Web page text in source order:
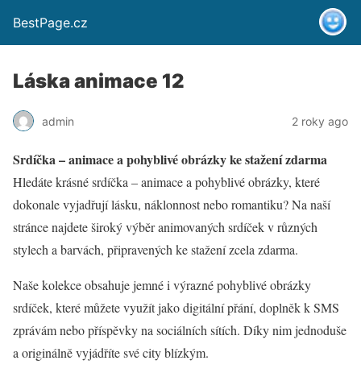
BestPage.cz
Láska animace 12
admin 2 roky ago
Srdíčka – animace a pohyblivé obrázky ke stažení zdarma
Hledáte krásné srdíčka – animace a pohyblivé obrázky, které
dokonale vyjadřují lásku, náklonnost nebo romantiku? Na naší
stránce najdete široký výběr animovaných srdíček v různých
stylech a barvách, připravených ke stažení zcela zdarma.
Naše kolekce obsahuje jemné i výrazné pohyblivé obrázky
srdíček, které můžete využít jako digitální přání, doplněk k SMS
zprávám nebo příspěvky na sociálních sítích. Díky nim jednoduše
a originálně vyjádříte své city blízkým.